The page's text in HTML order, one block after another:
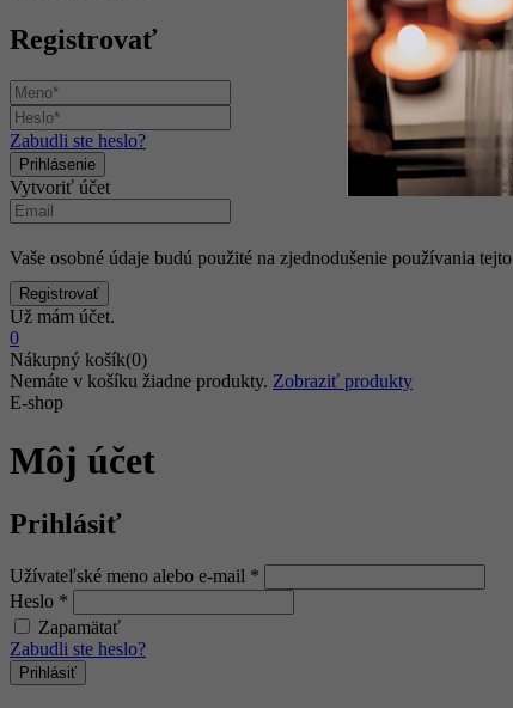
Registrovať
Zabudli ste heslo?
Vytvoriť účet
Vaše osobné údaje budú použité na zjednodušenie používania
Už mám účet.
0
Nákupný košík(0)
Nemáte v košíku žiadne produkty. Zobraziť produkty
E-shop
Môj účet
Prihlásiť
Užívateľské meno alebo e-mail *
Heslo *
Zapamätať
Zabudli ste heslo?